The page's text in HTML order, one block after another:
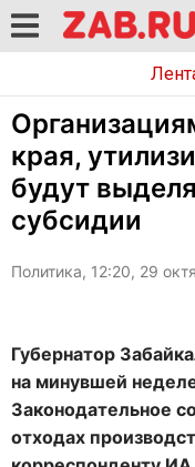
края,
будут
субсидии
Политика, 12:20, 29
Губернатор
на минувшей
Законодательное
отходах